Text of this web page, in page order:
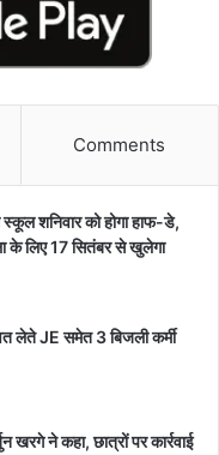
Comments
स्कूल शनिवार को होगा हाफ-डे,
के लिए 17 सितंबर से खुलेगा
लेते JE समेत 3 बिजली कर्मी
खरगे ने कहा, छात्रों पर कार्रवाई